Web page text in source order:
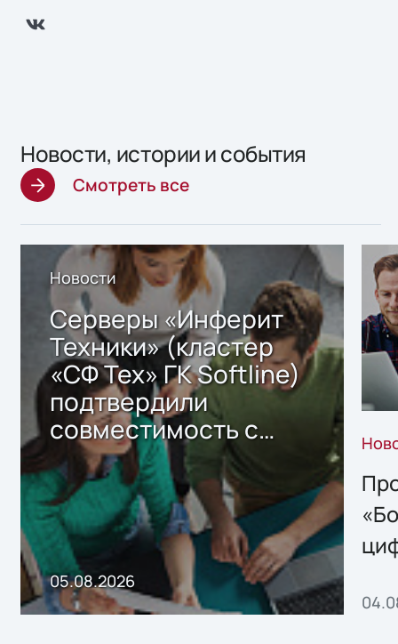
Новости, истории и события
Смотреть все
Новости
Серверы «Инферит
Техники» (кластер
«СФ Тех» ГК Softline)
подтвердили
совместимость с
решением Sharx
Storage 2.x для
хранения данных
05.08.2026